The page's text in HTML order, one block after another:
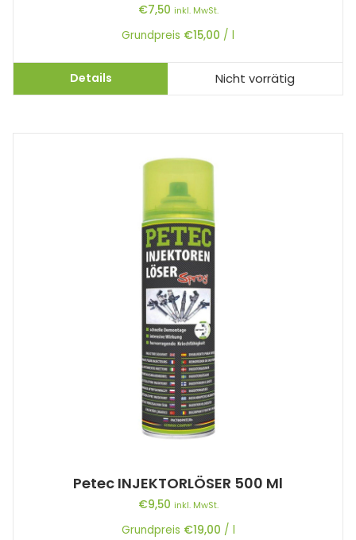
€7,50 inkl. MwSt.
Grundpreis €15,00 / l
Details Nicht vorrätig
Petec INJEKTORLÖSER 500 Ml
€9,50 inkl. MwSt.
Grundpreis €19,00 / l